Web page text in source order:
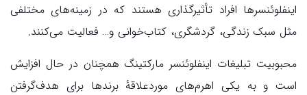
اینفلوئنسرها افراد تأثیرگذاری هستند که در زمینه‌های مختلفی
مثل سبک زندگی، گردشگری، کتاب‌خوانی و… فعالیت می‌کنند.
محبوبیت تبلیغات اینفلوئنسر مارکتینگ همچنان در حال افزایش
است و به یکی اهرم‌های موردعلاقهٔ برندها برای هدف‌گرفتن